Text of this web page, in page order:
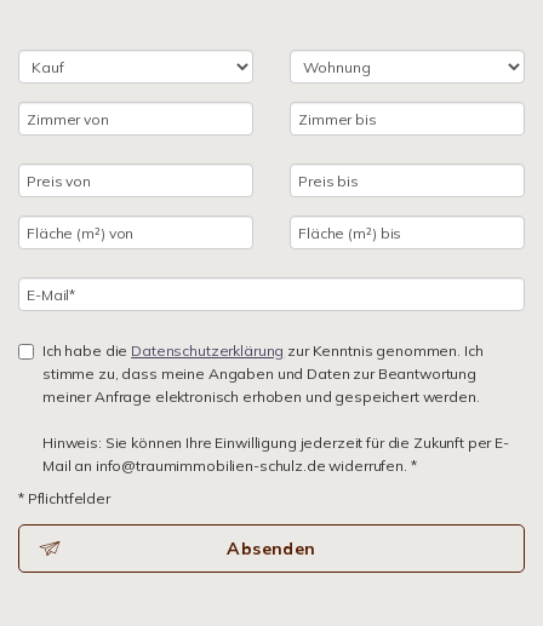
Ich habe die Datenschutzerklärung zur Kenntnis genommen. Ich
stimme zu, dass meine Angaben und Daten zur Beantwortung
meiner Anfrage elektronisch erhoben und gespeichert werden.
Hinweis: Sie können Ihre Einwilligung jederzeit für die Zukunft per E-
Mail an info@traumimmobilien-schulz.de widerrufen. *
* Pflichtfelder
Absenden